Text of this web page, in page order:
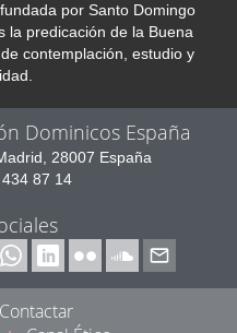
por Santo Domingo
la predicación de la Buena
contemplación, estudio y
Dominicos España
28007 España
87 14
Contactar